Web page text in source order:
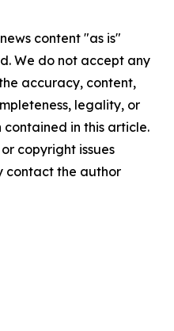
content "as is"
We do not accept any
accuracy, content,
legality, or
in this article.
copyright issues
contact the author